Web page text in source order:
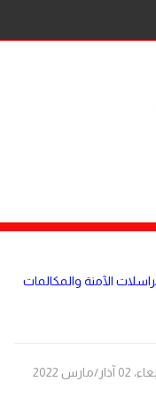
الآمنة والمكالمات
انشأ بتاريخ: الأربعاء، 02 آذار/مارس 2022